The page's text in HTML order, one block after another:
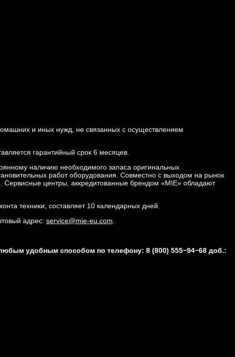
и иных нужд, не связанных с осуществлением
гарантийный срок 6 месяцев.
наличию необходимого запаса оригинальных
работ оборудования. Совместно с выходом на рынок
Сервисные центры, аккредитованные брендом «MIE» обладают
техники, составляет 10 календарных дней.
адрес: service@mie-eu.com
удобным способом по телефону: 8 (800) 555−94−68 доб.: